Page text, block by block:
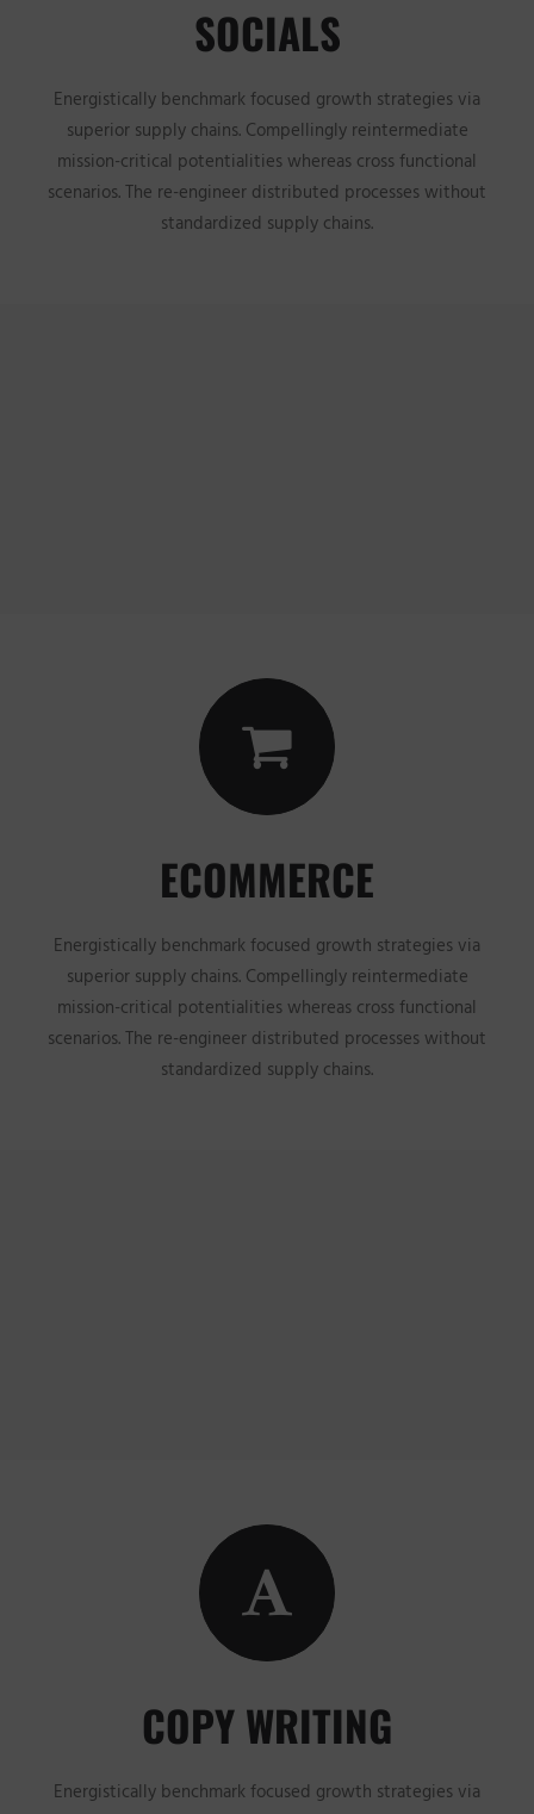
SOCIALS
Energistically benchmark focused growth strategies via
superior supply chains. Compellingly reintermediate
mission-critical potentialities whereas cross functional
scenarios. The re-engineer distributed processes without
standardized supply chains.
ECOMMERCE
Energistically benchmark focused growth strategies via
superior supply chains. Compellingly reintermediate
mission-critical potentialities whereas cross functional
scenarios. The re-engineer distributed processes without
standardized supply chains.
COPY WRITING
Energistically benchmark focused growth strategies via